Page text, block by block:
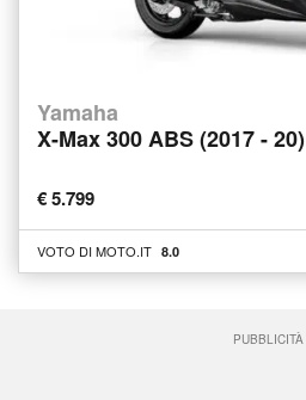
Yamaha
X-Max 300 ABS (2017 - 20)
€ 5.799
VOTO DI MOTO.IT 8.0
PUBBLICITÀ